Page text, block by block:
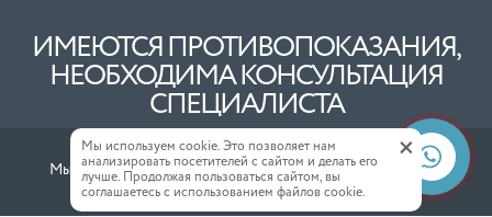
Мы в соц. сетях:
ИМЕЮТСЯ ПРОТИВОПОКАЗАНИЯ,
НЕОБХОДИМА КОНСУЛЬТАЦИЯ
СПЕЦИАЛИСТА
Мы используем cookie. Это позволяет нам
анализировать посетителей с сайтом и делать его
лучше. Продолжая пользоваться сайтом, вы
соглашаетесь с использованием файлов cookie.
+